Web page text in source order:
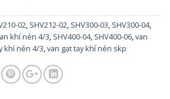
02, SHV212-02, SHV300-03, SHV300-04,
khí nén 4/3, SHV400-04, SHV400-06,van
khí nén 4/3,van gạt tay khí nén skp